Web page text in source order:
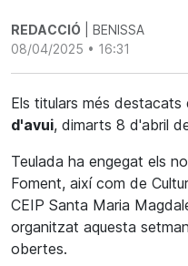
REDACCIÓ | BENISSA
08/04/2025 • 16:31
Els titulars més destacats
d'avui, dimarts 8 d'abril
Teulada ha engegat els
Foment, així com de
CEIP Santa Maria
organitzat aquesta
obertes.